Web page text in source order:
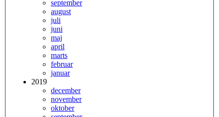
september
august
juli
juni
maj
april
marts
februar
januar
2019
december
november
oktober